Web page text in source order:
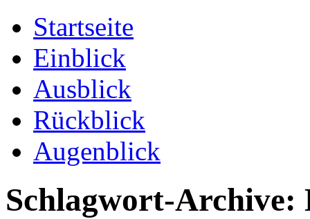
Startseite
Einblick
Ausblick
Rückblick
Augenblick
Schlagwort-Archive: